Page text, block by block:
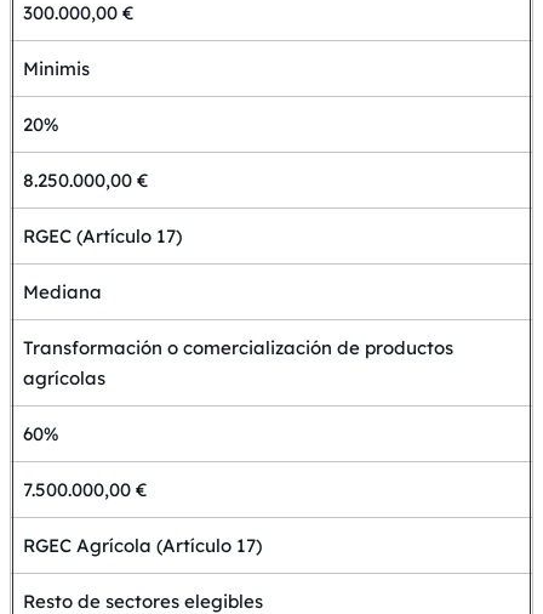
300.000,00 €
Minimis
20%
8.250.000,00 €
RGEC (Artículo 17)
Mediana
Transformación o comercialización de productos
agrícolas
60%
7.500.000,00 €
RGEC Agrícola (Artículo 17)
Resto de sectores elegibles